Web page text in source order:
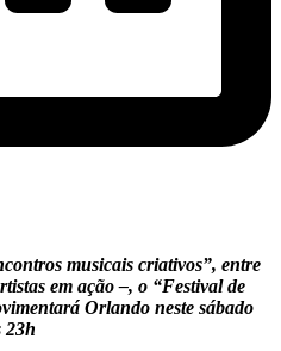
musicais criativos”, entre
em ação –, o “Festival de
Orlando neste sábado
23h